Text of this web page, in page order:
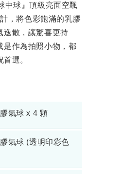
中球』頂級亮面空飄
，將色彩飽滿的乳膠
逸散，讓驚喜更持
是作為拍照小物，都
選。
氣球 x 4 顆
氣球 (透明印彩色